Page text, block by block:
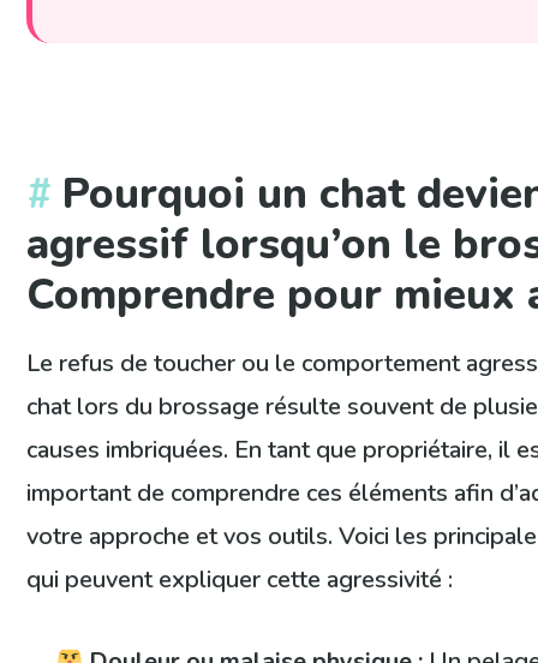
Pourquoi un chat
agressif lorsqu’on le
Comprendre pour mieux
Le refus de toucher ou le comportement
chat lors du brossage résulte souvent de
causes imbriquées. En tant que propriétaire, il
important de comprendre ces éléments afin
votre approche et vos outils. Voici les
qui peuvent expliquer cette agressivité :